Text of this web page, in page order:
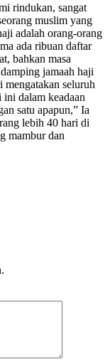
rindukan, sangat
muslim yang
adalah orang-orang
ada ribuan daftar
bahkan masa
jamaah haji
seluruh
dalam keadaan
satu apapun,” Ia
lebih 40 hari di
mambur dan